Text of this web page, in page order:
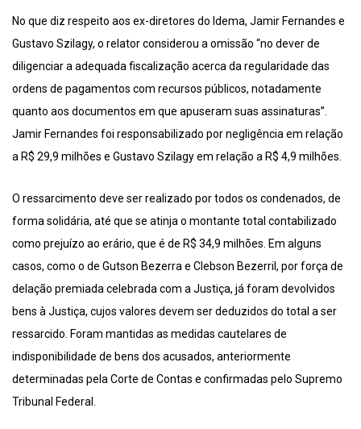
No que diz respeito aos ex-diretores do Idema, Jamir Fernandes e
Gustavo Szilagy, o relator considerou a omissão “no dever de
diligenciar a adequada fiscalização acerca da regularidade das
ordens de pagamentos com recursos públicos, notadamente
quanto aos documentos em que apuseram suas assinaturas”.
Jamir Fernandes foi responsabilizado por negligência em relação
a R$ 29,9 milhões e Gustavo Szilagy em relação a R$ 4,9 milhões.
O ressarcimento deve ser realizado por todos os condenados, de
forma solidária, até que se atinja o montante total contabilizado
como prejuízo ao erário, que é de R$ 34,9 milhões. Em alguns
casos, como o de Gutson Bezerra e Clebson Bezerril, por força de
delação premiada celebrada com a Justiça, já foram devolvidos
bens à Justiça, cujos valores devem ser deduzidos do total a ser
ressarcido. Foram mantidas as medidas cautelares de
indisponibilidade de bens dos acusados, anteriormente
determinadas pela Corte de Contas e confirmadas pelo Supremo
Tribunal Federal.